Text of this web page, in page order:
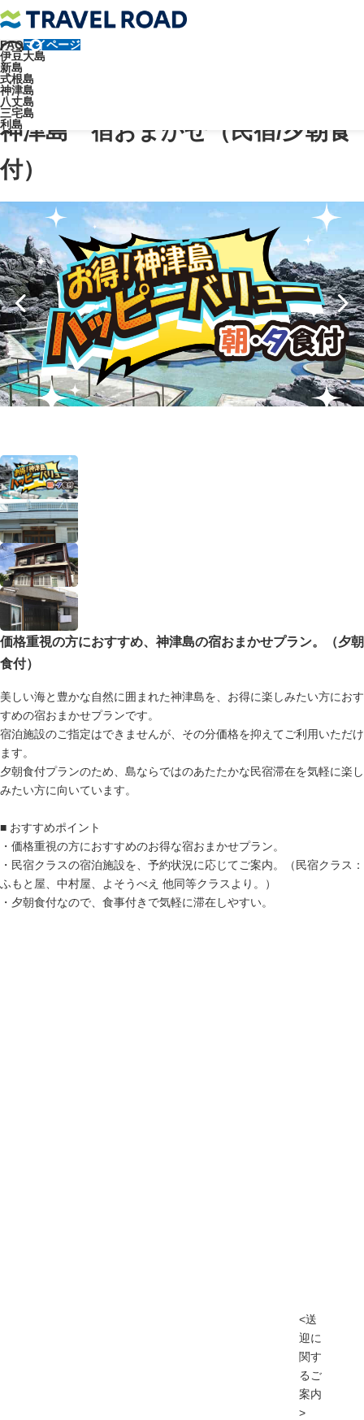
FAQマイページ
伊豆大島
新島
式根島
神津島
八丈島
三宅島
利島
トラベルロード
神津島 宿おまかせ（民宿/夕朝食付）
民宿
神津島 宿おまかせ（民宿/夕朝食
付）
価格重視の方におすすめ、神津島の宿おまかせプラン。（夕朝
食付）
美しい海と豊かな自然に囲まれた神津島を、お得に楽しみたい方におす
すめの宿おまかせプランです。
宿泊施設のご指定はできませんが、その分価格を抑えてご利用いただけ
ます。
夕朝食付プランのため、島ならではのあたたかな民宿滞在を気軽に楽し
みたい方に向いています。
■ おすすめポイント
・価格重視の方におすすめのお得な宿おまかせプラン。
・民宿クラスの宿泊施設を、予約状況に応じてご案内。（民宿クラス：
ふもと屋、中村屋、よそうべえ 他同等クラスより。）
・夕朝食付なので、食事付きで気軽に滞在しやすい。
<送
迎に
関す
るご
案内
>